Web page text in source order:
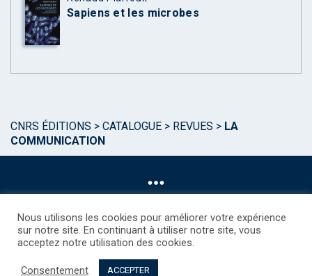
Sapiens et les microbes
CNRS ÉDITIONS > CATALOGUE > REVUES > LA
COMMUNICATION
©CNRS EDITIONS 2025
Droits étrangers / Foreign rights
Nous utilisons les cookies pour améliorer votre expérience
sur notre site. En continuant à utiliser notre site, vous
acceptez notre utilisation des cookies.
Consentement ACCEPTER